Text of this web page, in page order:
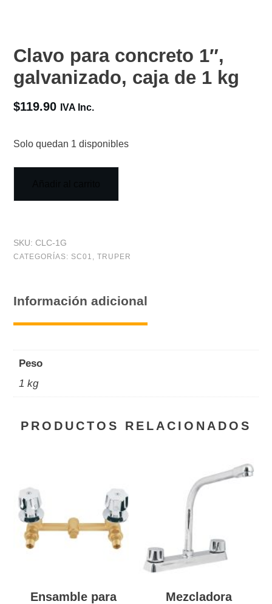
Clavo para concreto 1″,
galvanizado, caja de 1 kg
$119.90 IVA Inc.
Solo quedan 1 disponibles
SKU: CLC-1G
CATEGORÍAS: SC01 , TRUPER
Información adicional
Peso
1 kg
PRODUCTOS RELACIONADOS
Ensamble para
Mezcladora